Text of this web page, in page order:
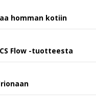
homman kotiin
Flow -tuotteesta